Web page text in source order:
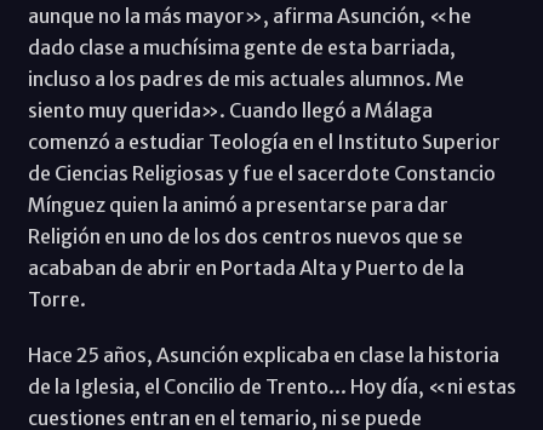
aunque no la más mayor», afirma Asunción, «he
dado clase a muchísima gente de esta barriada,
incluso a los padres de mis actuales alumnos. Me
siento muy querida». Cuando llegó a Málaga
comenzó a estudiar Teología en el Instituto Superior
de Ciencias Religiosas y fue el sacerdote Constancio
Mínguez quien la animó a presentarse para dar
Religión en uno de los dos centros nuevos que se
acababan de abrir en Portada Alta y Puerto de la
Torre.
Hace 25 años, Asunción explicaba en clase la historia
de la Iglesia, el Concilio de Trento... Hoy día, «ni estas
cuestiones entran en el temario, ni se puede